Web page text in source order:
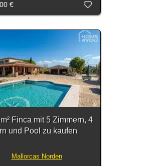
€
Finca mit 5 Zimmern, 4
und Pool zu kaufen
Mallorcas Norden